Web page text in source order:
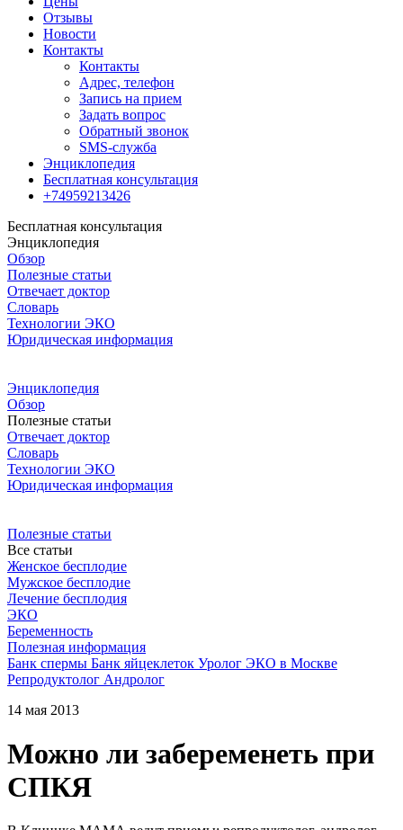
Отзывы
Новости
Контакты
Контакты
Адрес, телефон
Запись на прием
Задать вопрос
Обратный звонок
SMS-служба
Энциклопедия
Бесплатная консультация
+74959213426
Бесплатная консультация
Энциклопедия
Обзор
Полезные статьи
Отвечает доктор
Словарь
Технологии ЭКО
Юридическая информация
Энциклопедия
Обзор
Полезные статьи
Отвечает доктор
Словарь
Технологии ЭКО
Юридическая информация
Полезные статьи
Все статьи
Женское бесплодие
Мужское бесплодие
Лечение бесплодия
ЭКО
Беременность
Полезная информация
Банк спермы Банк яйцеклеток Уролог ЭКО в Москве
Репродуктолог Андролог
14 мая 2013
Можно ли забеременеть при
СПКЯ